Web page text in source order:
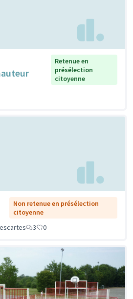
Retenue en
présélection
citoyenne
Non retenue en présélection
citoyenne
3 0